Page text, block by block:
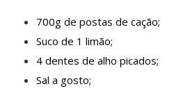
700g de postas de cação;
Suco de 1 limão;
4 dentes de alho picados;
Sal a gosto;